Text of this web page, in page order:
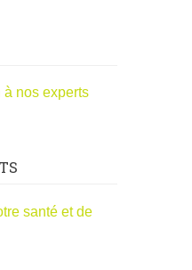
à nos experts
santé et de